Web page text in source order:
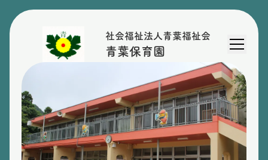
社会福祉法人青葉福祉会
青葉保育園